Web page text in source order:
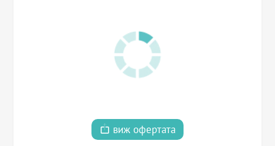
виж офертата